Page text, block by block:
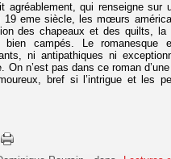
agréablement, qui renseigne sur
19 eme siècle, les mœurs
des chapeaux et des quilts,
campés. Le romanesque
ni antipathiques ni
On n’est pas dans ce roman
bref si l’intrigue et les